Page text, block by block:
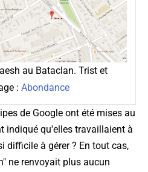
au Bataclan. Trist et
: Abondance
de Google ont été mises au
indiqué qu'elles travaillaient à
difficile à gérer ? En tout cas,
ne renvoyait plus aucun